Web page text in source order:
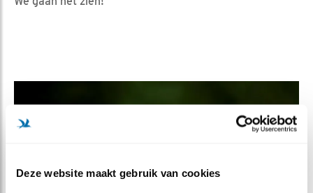
Deze website maakt gebruik van cookies